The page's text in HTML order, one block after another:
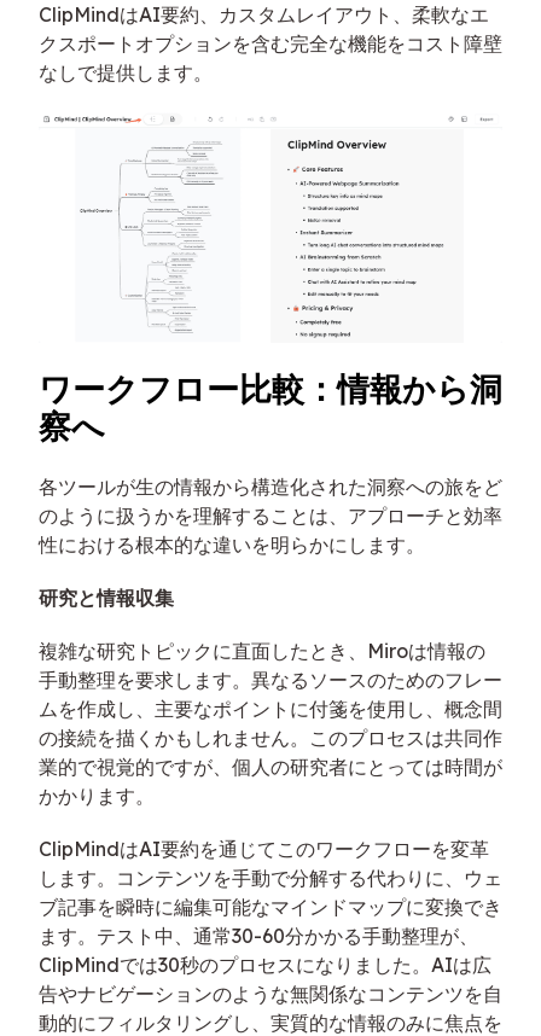
ClipMindはAI要約、カスタムレイアウト、柔軟なエ
クスポートオプションを含む完全な機能をコスト障壁
なしで提供します。
ワークフロー比較：情報から洞
察へ
各ツールが生の情報から構造化された洞察への旅をど
のように扱うかを理解することは、アプローチと効率
性における根本的な違いを明らかにします。
研究と情報収集
複雑な研究トピックに直面したとき、Miroは情報の
手動整理を要求します。異なるソースのためのフレー
ムを作成し、主要なポイントに付箋を使用し、概念間
の接続を描くかもしれません。このプロセスは共同作
業的で視覚的ですが、個人の研究者にとっては時間が
かかります。
ClipMindはAI要約を通じてこのワークフローを変革
します。コンテンツを手動で分解する代わりに、ウェ
ブ記事を瞬時に編集可能なマインドマップに変換でき
ます。テスト中、通常30-60分かかる手動整理が、
ClipMindでは30秒のプロセスになりました。AIは広
告やナビゲーションのような無関係なコンテンツを自
動的にフィルタリングし、実質的な情報のみに焦点を